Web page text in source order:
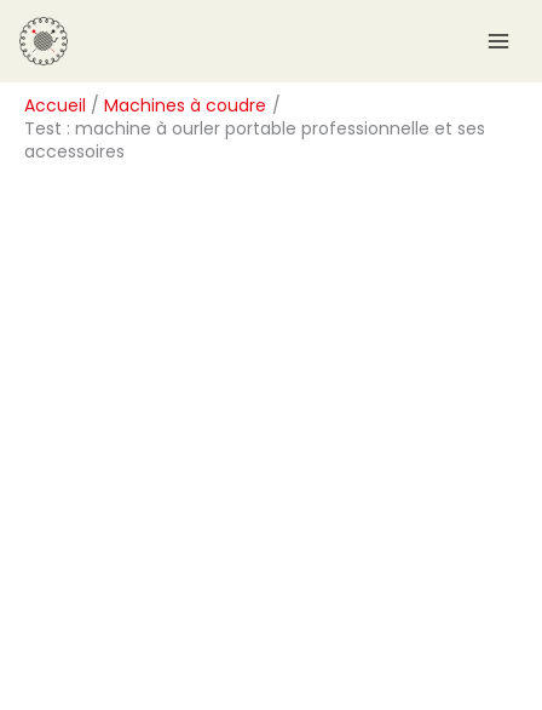
Aller
au
contenu
Accueil
Machines à coudre
Test : machine à ourler portable professionnelle et ses
accessoires
R
e
c
h
e